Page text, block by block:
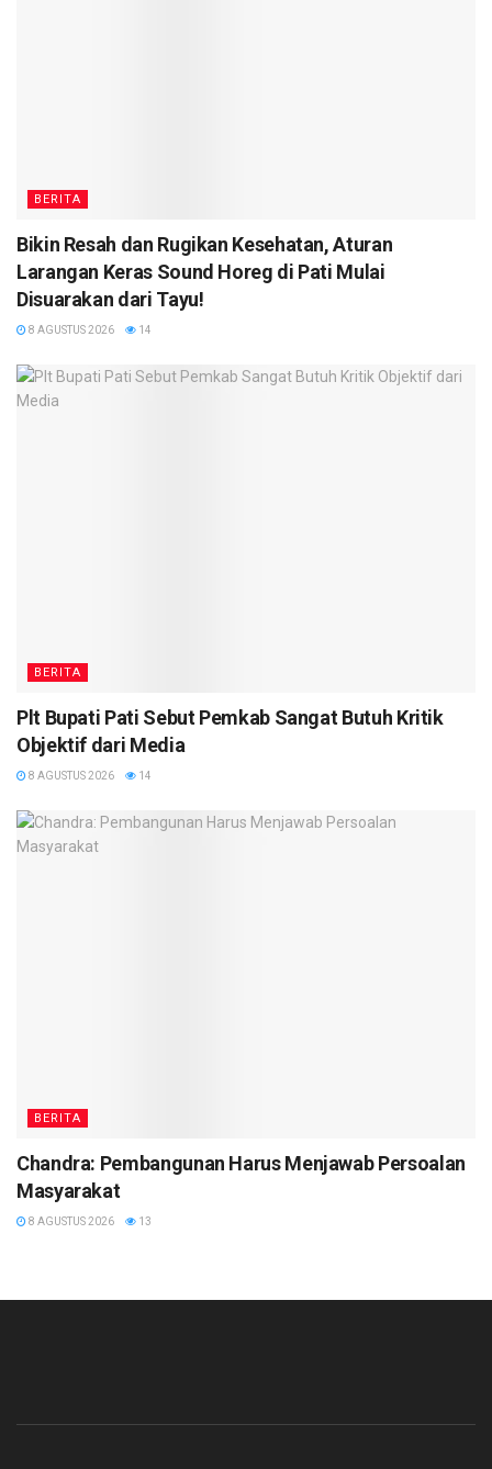
BERITA
Bikin Resah dan Rugikan Kesehatan, Aturan
Larangan Keras Sound Horeg di Pati Mulai
Disuarakan dari Tayu!
8 AGUSTUS 2026 14
BERITA
Plt Bupati Pati Sebut Pemkab Sangat Butuh Kritik
Objektif dari Media
8 AGUSTUS 2026 14
BERITA
Chandra: Pembangunan Harus Menjawab Persoalan
Masyarakat
8 AGUSTUS 2026 13